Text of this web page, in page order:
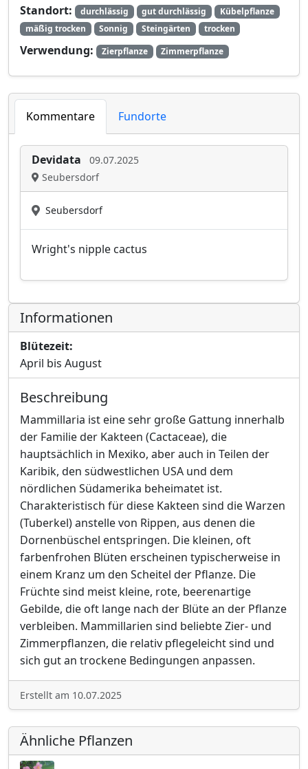
Standort: durchlässig gut durchlässig
Kübelpflanze
mäßig trocken
Sonnig Steingärten trocken
Verwendung: Zierpflanze Zimmerpflanze
Kommentare Fundorte
Devidata
09.07.2025
Seubersdorf
Seubersdorf
Wright's nipple cactus
Informationen
Blütezeit:
April bis August
Beschreibung
Mammillaria ist eine sehr große Gattung innerhalb
der Familie der Kakteen (Cactaceae), die
hauptsächlich in Mexiko, aber auch in Teilen der
Karibik, den südwestlichen USA und dem
nördlichen Südamerika beheimatet ist.
Charakteristisch für diese Kakteen sind die Warzen
(Tuberkel) anstelle von Rippen, aus denen die
Dornenbüschel entspringen. Die kleinen, oft
farbenfrohen Blüten erscheinen typischerweise in
einem Kranz um den Scheitel der Pflanze. Die
Früchte sind meist kleine, rote, beerenartige
Gebilde, die oft lange nach der Blüte an der Pflanze
verbleiben. Mammillarien sind beliebte Zier- und
Zimmerpflanzen, die relativ pflegeleicht sind und
sich gut an trockene Bedingungen anpassen.
Erstellt am 10.07.2025
Ähnliche Pflanzen